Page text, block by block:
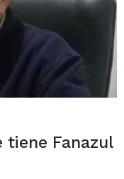
Fanazul